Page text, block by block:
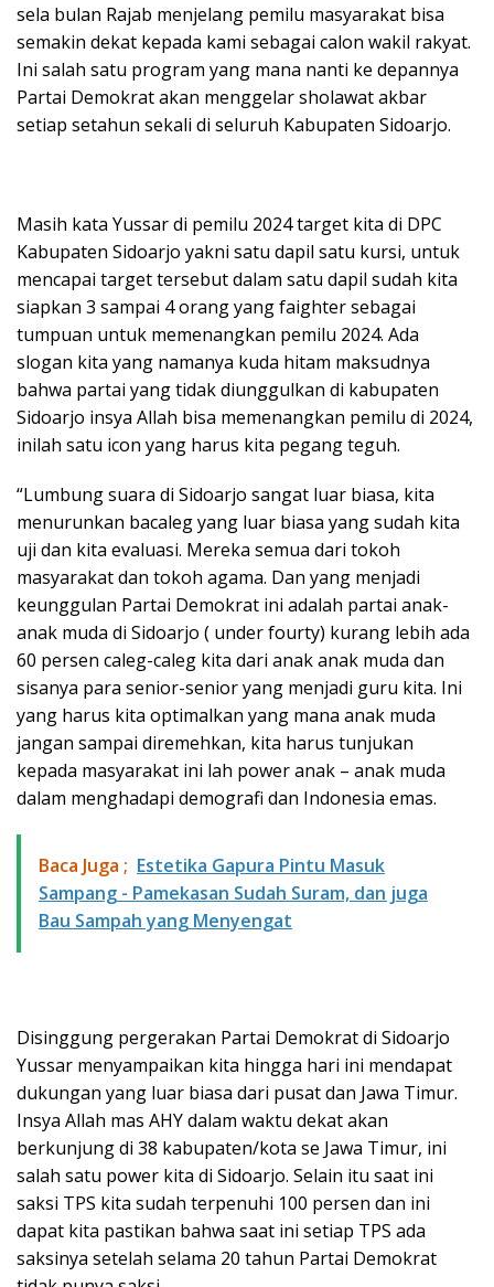
sela bulan Rajab menjelang pemilu masyarakat bisa
semakin dekat kepada kami sebagai calon wakil rakyat.
Ini salah satu program yang mana nanti ke depannya
Partai Demokrat akan menggelar sholawat akbar
setiap setahun sekali di seluruh Kabupaten Sidoarjo.
Masih kata Yussar di pemilu 2024 target kita di DPC
Kabupaten Sidoarjo yakni satu dapil satu kursi, untuk
mencapai target tersebut dalam satu dapil sudah kita
siapkan 3 sampai 4 orang yang faighter sebagai
tumpuan untuk memenangkan pemilu 2024. Ada
slogan kita yang namanya kuda hitam maksudnya
bahwa partai yang tidak diunggulkan di kabupaten
Sidoarjo insya Allah bisa memenangkan pemilu di 2024,
inilah satu icon yang harus kita pegang teguh.
“Lumbung suara di Sidoarjo sangat luar biasa, kita
menurunkan bacaleg yang luar biasa yang sudah kita
uji dan kita evaluasi. Mereka semua dari tokoh
masyarakat dan tokoh agama. Dan yang menjadi
keunggulan Partai Demokrat ini adalah partai anak-
anak muda di Sidoarjo ( under fourty) kurang lebih ada
60 persen caleg-caleg kita dari anak anak muda dan
sisanya para senior-senior yang menjadi guru kita. Ini
yang harus kita optimalkan yang mana anak muda
jangan sampai diremehkan, kita harus tunjukan
kepada masyarakat ini lah power anak – anak muda
dalam menghadapi demografi dan Indonesia emas.
Baca Juga ; Estetika Gapura Pintu Masuk
Sampang - Pamekasan Sudah Suram, dan juga
Bau Sampah yang Menyengat
Disinggung pergerakan Partai Demokrat di Sidoarjo
Yussar menyampaikan kita hingga hari ini mendapat
dukungan yang luar biasa dari pusat dan Jawa Timur.
Insya Allah mas AHY dalam waktu dekat akan
berkunjung di 38 kabupaten/kota se Jawa Timur, ini
salah satu power kita di Sidoarjo. Selain itu saat ini
saksi TPS kita sudah terpenuhi 100 persen dan ini
dapat kita pastikan bahwa saat ini setiap TPS ada
saksinya setelah selama 20 tahun Partai Demokrat